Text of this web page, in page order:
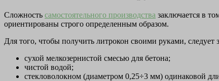
Сложность самостоятельного производства заключается в
ориентированы строго определенным образом.
Для того, чтобы получить литрокон своими руками,
сухой мелкозернистой смесью для бетона;
чистой водой;
стекловолокном (диаметром 0,25÷3 мм) одинаковой